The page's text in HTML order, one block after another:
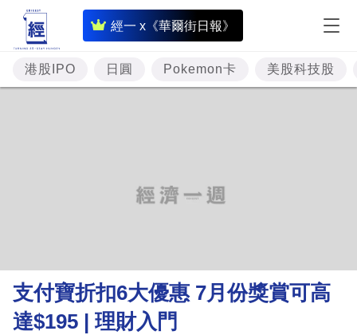
經一 x《華爾街日報》
即
時
財
經
理
財
商
港股IPO 日圓 Pokemon卡 美股科技股
支付寶折扣6大優惠 7月份獎賞可高
達$195 | 理財入門